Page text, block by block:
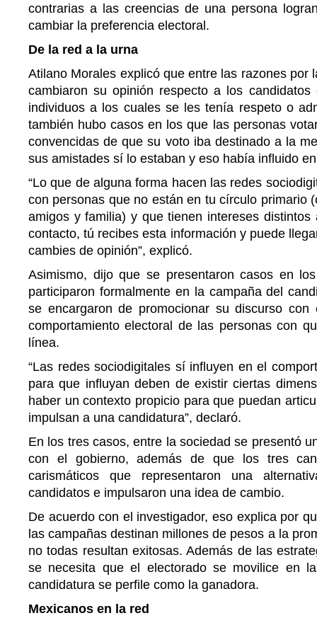
contrarias a las creencias de una persona
cambiar la preferencia electoral.
De la red a la urna
Atilano Morales explicó que entre las razones por
cambiaron su opinión respecto a los
individuos a los cuales se les tenía respeto o
también hubo casos en los que las personas
convencidas de que su voto iba destinado a la
sus amistades sí lo estaban y eso había influido
“Lo que de alguna forma hacen las redes
con personas que no están en tu círculo primario
amigos y familia) y que tienen intereses
contacto, tú recibes esta información y puede
cambies de opinión”, explicó.
Asimismo, dijo que se presentaron casos en
participaron formalmente en la campaña del
se encargaron de promocionar su discurso
comportamiento electoral de las personas con
línea.
“Las redes sociodigitales sí influyen en el
para que influyan deben de existir ciertas
haber un contexto propicio para que puedan
impulsan a una candidatura”, declaró.
En los tres casos, entre la sociedad se presentó
con el gobierno, además de que los tres
carismáticos que representaron una
candidatos e impulsaron una idea de cambio.
De acuerdo con el investigador, eso explica por
las campañas destinan millones de pesos a la
no todas resultan exitosas. Además de las
se necesita que el electorado se movilice en
candidatura se perfile como la ganadora.
Mexicanos en la red